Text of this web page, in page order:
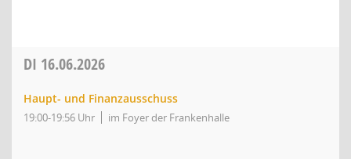
DI 16.06.2026
Haupt- und Finanzausschuss
19:00-19:56 Uhr im Foyer der Frankenhalle